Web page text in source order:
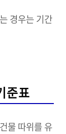
경우는 기간
준표
물 따위를 유